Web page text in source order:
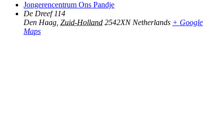
Jongerencentrum Ons Pandje
De Dreef 114
Den Haag Zuid-Holland 2542XN Netherlands + Google
Maps